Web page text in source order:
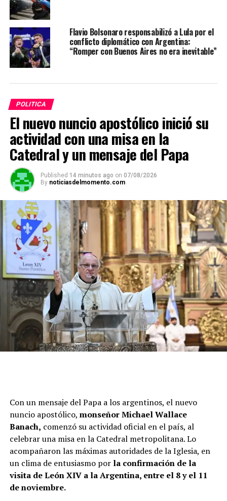
Flavio Bolsonaro responsabilizó a Lula por el
conflicto diplomático con Argentina:
“Romper con Buenos Aires no era inevitable”
POLITICA
El nuevo nuncio apostólico inició su
actividad con una misa en la
Catedral y un mensaje del Papa
Published 14 minutos ago on 07/08/2026
By noticiasdelmomento.com
Con un mensaje del Papa a los argentinos, el nuevo
nuncio apostólico, monseñor Michael Wallace
Banach, comenzó su actividad oficial en el país, al
celebrar una misa en la Catedral metropolitana. Lo
acompañaron las máximas autoridades de la Iglesia, en
un clima de entusiasmo por la confirmación de la
visita de León XIV a la Argentina, entre el 8 y el 11
de noviembre.